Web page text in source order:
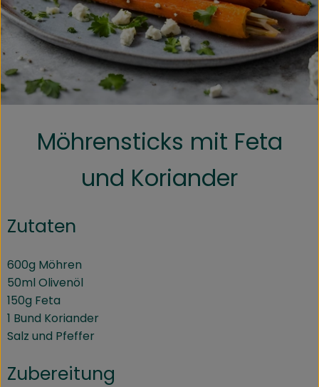
Kühltheke
Speisekammer
Bäckerei
Getränke
Drogerie
Biomarkt Waldkirch
Wissenswertes
Möhrensticks mit Feta
und Koriander
Zutaten
600g Möhren
50ml Olivenöl
150g Feta
1 Bund Koriander
Salz und Pfeffer
Zubereitung